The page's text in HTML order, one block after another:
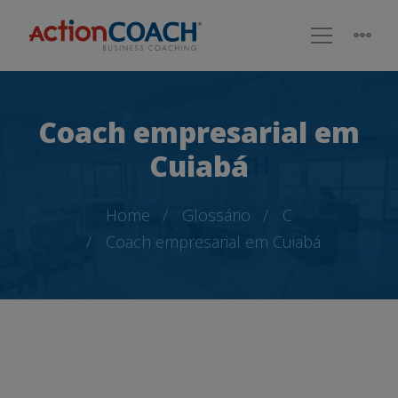
Coach empresarial em
Cuiabá
Home Glossário
C
Coach empresarial em Cuiabá